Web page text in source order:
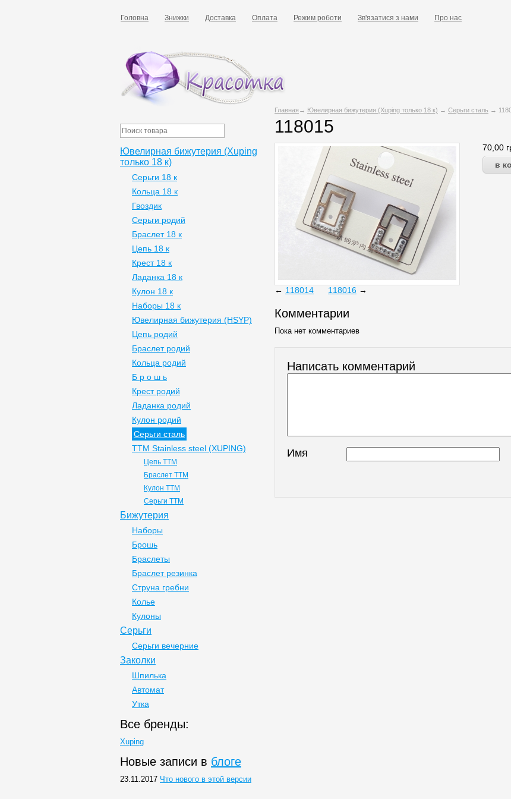
Головна Знижки Доставка Оплата Режим роботи Зв'язатися з нами Про нас
Главная → Ювелирная бижутерия (Xuping только 18 к) → Серьги сталь →
118015
70,00
← 118014 118016 →
Комментарии
Пока нет комментариев
Написать комментарий
Имя
Ювелирная бижутерия (Xuping
только 18 к)
Серьги 18 к
Кольца 18 к
Гвоздик
Серьги родий
Браслет 18 к
Цепь 18 к
Крест 18 к
Ладанка 18 к
Кулон 18 к
Наборы 18 к
Ювелирная бижутерия (HSYP)
Цепь родий
Браслет родий
Кольца родий
Б р о ш ь
Крест родий
Ладанка родий
Кулон родий
Серьги сталь
ТТМ Stainless steel (XUPING)
Цепь ТТМ
Браслет ТТМ
Кулон ТТМ
Серьги ТТМ
Бижутерия
Наборы
Брошь
Браслеты
Браслет резинка
Струна гребни
Колье
Кулоны
Серьги
Серьги вечерние
Заколки
Шпилька
Автомат
Утка
Все бренды:
Xuping
Новые записи в блоге
23.11.2017 Что нового в этой версии